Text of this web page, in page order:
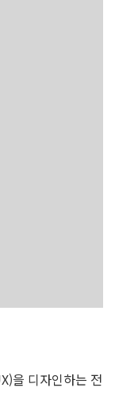
을 디자인하는 전